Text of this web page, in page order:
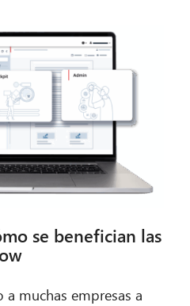
se benefician las
a muchas empresas a